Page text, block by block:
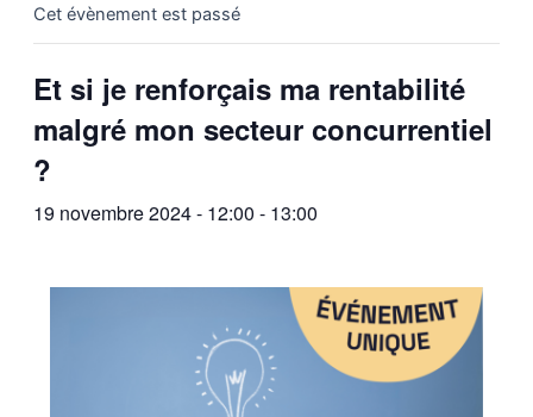
Cet évènement est passé
Et si je renforçais ma rentabilité
malgré mon secteur concurrentiel
?
19 novembre 2024 - 12:00 - 13:00